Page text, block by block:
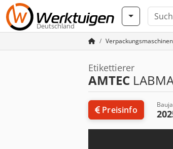
Deutschland
Verpackungsmaschinen
Etikettierer
AMTEC
Preisinfo